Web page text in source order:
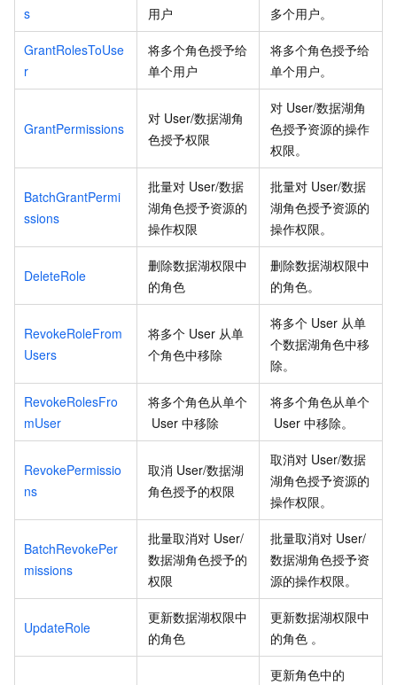
s
用户
多个用户。
GrantRolesToUse
r
将多个角色授予给
单个用户
将多个角色授予给
单个用户。
GrantPermissions
对 User/数据湖角
色授予权限
对 User/数据湖角
色授予资源的操作
权限。
BatchGrantPermi
ssions
批量对 User/数据
湖角色授予资源的
操作权限
批量对 User/数据
湖角色授予资源的
操作权限。
DeleteRole
删除数据湖权限中
的角色
删除数据湖权限中
的角色。
RevokeRoleFrom
Users
将多个 User 从单
个角色中移除
将多个 User 从单
个数据湖角色中移
除。
RevokeRolesFro
mUser
将多个角色从单个
User 中移除
将多个角色从单个
User 中移除。
RevokePermissio
ns
取消 User/数据湖
角色授予的权限
取消对 User/数据
湖角色授予资源的
操作权限。
BatchRevokePer
missions
批量取消对 User/
数据湖角色授予的
权限
批量取消对 User/
数据湖角色授予资
源的操作权限。
UpdateRole
更新数据湖权限中
的角色
更新数据湖权限中
的角色 。
更新角色中的